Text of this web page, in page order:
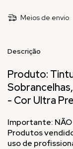
Meios de envio
Descrição
Produto:
- Cor Ultra
Importante:
Produtos
uso de